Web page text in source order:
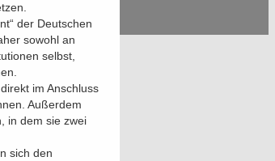
der Deutschen
sowohl an
selbst,
im Anschluss
Außerdem
in dem sie zwei
sich den